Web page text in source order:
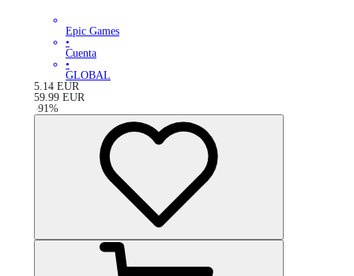
Epic Games
•
Cuenta
•
GLOBAL
5.14 EUR
59.99 EUR
-91 %